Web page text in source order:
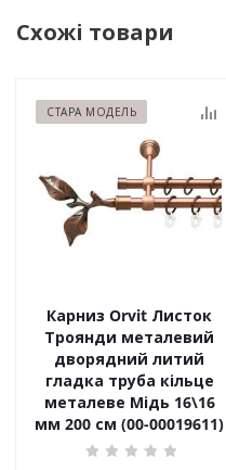
Схожі товари
СТАРА МОДЕЛЬ
Карниз Orvit Листок
Троянди металевий
дворядний литий
гладка труба кільце
металеве Мідь 16\16
мм 200 см (00-00019611)